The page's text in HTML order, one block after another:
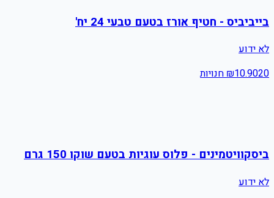
בייביביס - חטיף אורז בטעם טבעי 24 יח'
לא ידוע
₪10.9020 חנויות
ביסקוויטמינים - פלוס עוגיות בטעם שוקו 150 גרם
לא ידוע